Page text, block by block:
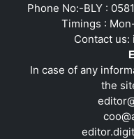
Phone No:-BLY :
Timings :
Contact us:
In case of any
the